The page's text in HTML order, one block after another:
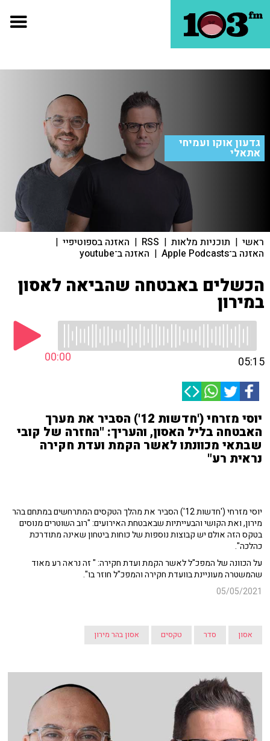
גדעון אוקו ועמיחי
אתאלי
ראשי | תוכניות מלאות |
RSS
| האזנה בספוטיפיי |
האזנה ב־Apple Podcasts | האזנה ב־youtube
הכשלים באבטחה שהביאה לאסון
במירון
00:00 05:15
יוסי מזרחי ('חדשות 12') הסביר את מערך
האבטחה בליל האסון, והעריך: "החזרה של קובי
שבתאי מכוונתו לאשר הקמת ועדת חקירה
נראית רע"
יוסי מזרחי ('חדשות 12') הסביר את מהלך הטקסים המתרחשים במתחם בהר
מירון, ואת הקושי והבעייתיות שבאבטחת האירועים: "רוב השוטרים מנוסים
בטקס הזה אולם יש קבוצות נוספות של כוחות ביטחון שאינה מתודרכת
כהלכה".
על הכוונה של המפכ"ל לאשר הקמת ועדת חקירה: " זה נראה רע מאוד
שהמשטרה מעוניינת בוועדת חקירה והמפכ"ל חוזר בו".
05/05/2021
אסון סדר טקסים אסון בהר מירון